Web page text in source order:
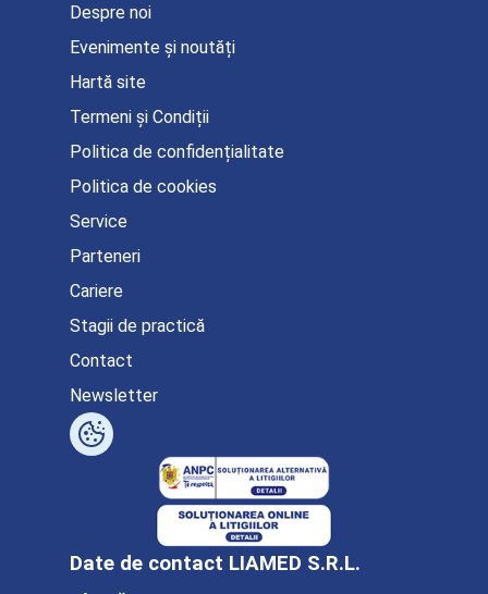
Date de contact LIAMED S.R.L.
Despre noi
Evenimente și noutăți
Hartă site
Termeni și Condiții
Politica de confidențialitate
Politica de cookies
Service
Parteneri
Cariere
Stagii de practică
Contact
Newsletter